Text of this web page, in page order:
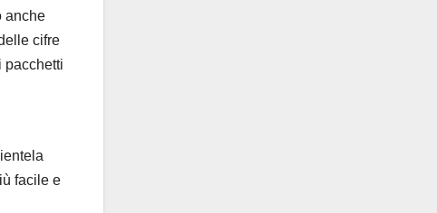
anche
cifre
pacchetti
facile e